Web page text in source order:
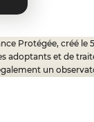
Protégée, créé le
adoptants et de
un